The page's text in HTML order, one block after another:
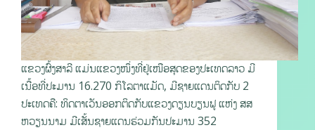
ແຂວງຜົ້ງສາລີ ແມ່ນແຂວງໜຶ່ງທີ່ຢູ່ເໜືອສຸດຂອງປະເທດລາວ ມີ
ເນື້ອທີ່ປະມານ 16.270 ກິໂລຕາແມັດ, ມີຊາຍແດນຕິດກັບ 2
ປະເທດຄື: ທິດຕາເວັນອອກຕິດກັບແຂວງດຽນບຽນຟູ ແຫ່ງ ສສ
ຫວຽນນາມ ມີເສັ້ນຊາຍແດນຮ່ວມກັນປະມານ 352